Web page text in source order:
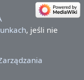
, jeśli nie